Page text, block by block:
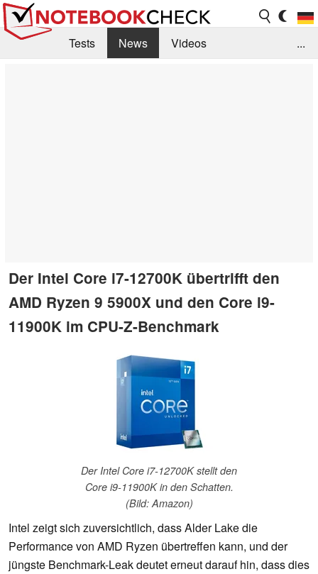
Tests News
Videos
...
Der Intel Core i7-12700K übertrifft den
AMD Ryzen 9 5900X und den Core i9-
11900K im CPU-Z-Benchmark
Der Intel Core i7-12700K stellt den
Core i9-11900K in den Schatten.
(Bild: Amazon)
Intel zeigt sich zuversichtlich, dass Alder Lake die
Performance von AMD Ryzen übertreffen kann, und der
jüngste Benchmark-Leak deutet erneut darauf hin, dass dies